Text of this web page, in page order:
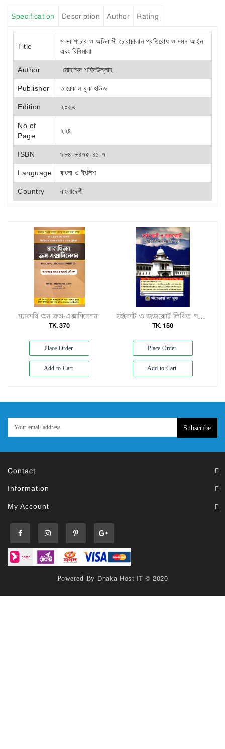
Specification Description Author Rating
Title
মানব পাচার ও অভিবাসী চোরাচালান প্রতিরোধ ও দমন আইন
এবং বিধিমালা
Author মোহাম্মদ শহিদউল্লাহ
Publisher তারেক ল বুক হাউজ
Edition ২০২৬
No of
Page
২২৪
ISBN ৯৮৪-৮৪৭৫-৪১-৭
Language বাংলা ও ইংলিশ
Country বাংলাদেশী
ম্যাকার্থি অন ক্রস-এক্সামিনেশন"
TK. 370
Place Order
Add to Cart
হাইকোর্ট ও জজকোর্ট লিখিত পরীক্ষার প্রস্তুতির খাতা"
TK. 150
Place Order
Add to Cart
Subscribe
Contact
Information
My Account
Powered By Dhaka Host IT © 2020